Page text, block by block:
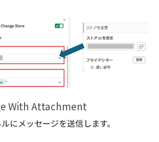
With Attachment
にメッセージを送信します。